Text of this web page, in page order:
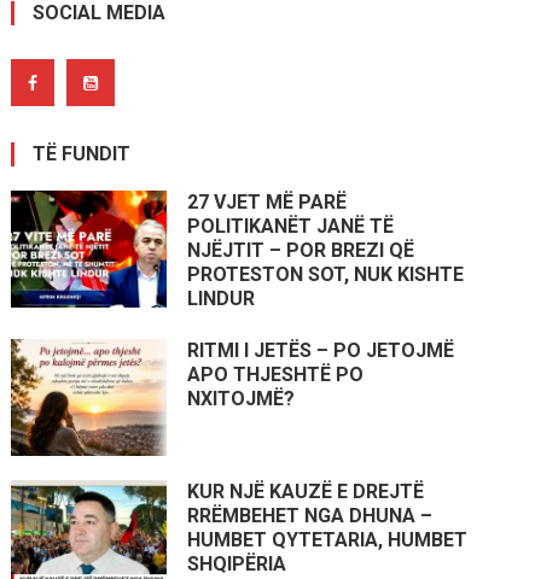
SOCIAL MEDIA
TË FUNDIT
27 VJET MË PARË
POLITIKANËT JANË TË
NJËJTIT – POR BREZI QË
PROTESTON SOT, NUK KISHTE
LINDUR
RITMI I JETËS – PO JETOJMË
APO THJESHTË PO
NXITOJMË?
KUR NJË KAUZË E DREJTË
RRËMBEHET NGA DHUNA –
HUMBET QYTETARIA, HUMBET
SHQIPËRIA